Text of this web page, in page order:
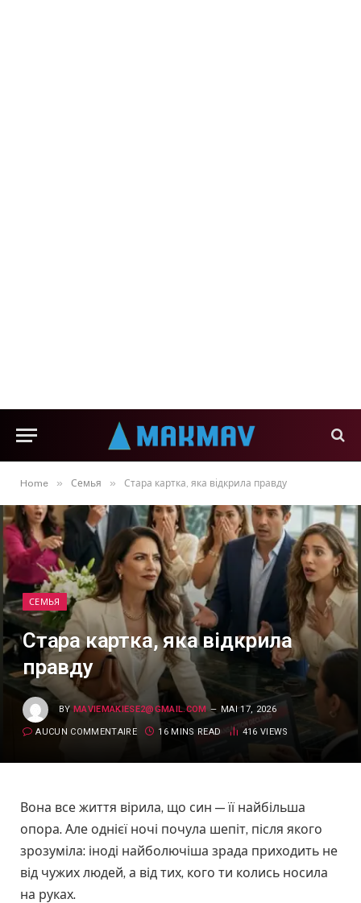
Home » Семья » Стара картка, яка відкрила правду
СЕМЬЯ
Стара картка, яка відкрила
правду
BY MAVIEMAKIESE2@GMAIL.COM MAI 17, 2026
AUCUN COMMENTAIRE 16 MINS READ 416 VIEWS
Вона все життя вірила, що син — її найбільша
опора. Але однієї ночі почула шепіт, після якого
зрозуміла: іноді найболючіша зрада приходить не
від чужих людей, а від тих, кого ти колись носила
на руках.